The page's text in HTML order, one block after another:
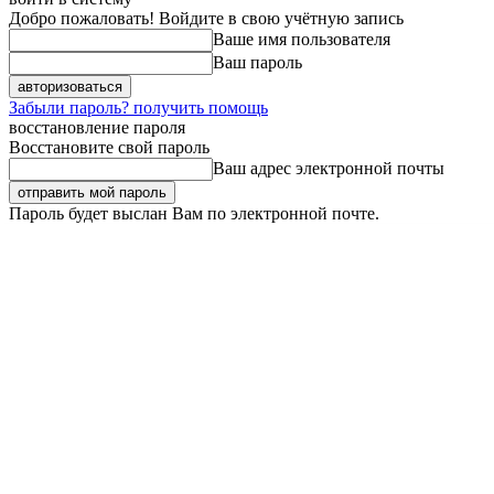
Добро пожаловать! Войдите в свою учётную запись
Ваше имя пользователя
Ваш пароль
Забыли пароль? получить помощь
восстановление пароля
Восстановите свой пароль
Ваш адрес электронной почты
Пароль будет выслан Вам по электронной почте.